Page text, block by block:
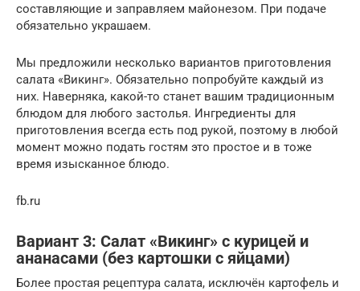
составляющие и заправляем майонезом. При подаче
обязательно украшаем.
Мы предложили несколько вариантов приготовления
салата «Викинг». Обязательно попробуйте каждый из
них. Наверняка, какой-то станет вашим традиционным
блюдом для любого застолья. Ингредиенты для
приготовления всегда есть под рукой, поэтому в любой
момент можно подать гостям это простое и в тоже
время изысканное блюдо.
fb.ru
Вариант 3: Салат «Викинг» с курицей и
ананасами (без картошки с яйцами)
Более простая рецептура салата, исключён картофель и